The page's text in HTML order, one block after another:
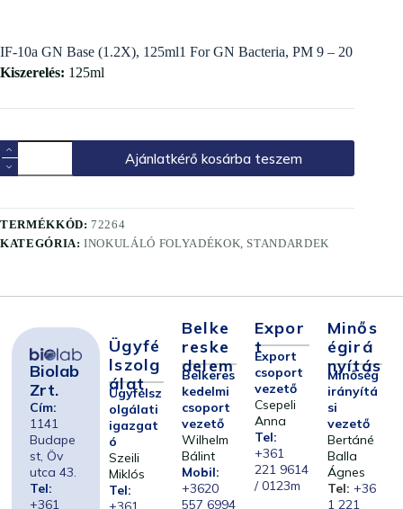
IF-10a GN Base (1.2X), 125ml1 For GN Bacteria, PM 9 – 20
Kiszerelés: 125ml
Ajánlatkérő kosárba teszem
TERMÉKKÓD:72264
KATEGÓRIA:INOKULÁLÓ FOLYADÉKOK, STANDARDEK
Biolab
Zrt.
Cím:
1141
Budape
st, Öv
utca 43.
Tel:
+361
Ügyfé
Lszolg
Álat
Ügyfélsz
olgálati
igazgat
ó
Szeili
Miklós
Tel:
Belke
Reske
Delem
Belkeres
kedelmi
csoport
vezető
Wilhelm
Bálint
Mobil:
+3620
557 6994
Expor
T
Export
csoport
vezető
Csepeli
Anna
Tel:
+361
221 9614
/ 0123m
Minős
Égirá
Nyítás
Minőség
irányítá
si
vezető
Bertáné
Balla
Ágnes
Tel: +36
1 221